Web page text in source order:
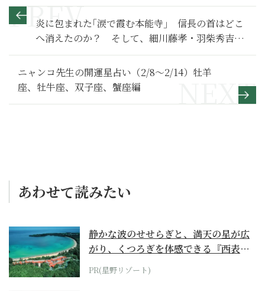
炎に包まれた｢涙で霞む本能寺｣ 信長の首はどこ
へ消えたのか？ そして、細川藤孝・羽柴秀吉の
密約は本当にあったのか【麒麟がくる 満喫リポー
ト】
ニャンコ先生の開運星占い（2/8～2/14）牡羊
座、牡牛座、双子座、蟹座編
あわせて読みたい
静かな波のせせらぎと、満天の星が広
がり、くつろぎを体感できる『西表島
ホテル by...
PR(星野リゾート)